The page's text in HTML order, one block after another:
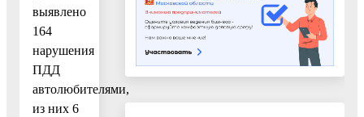
выявлено
164
нарушения
ПДД
автолюбителями,
из них 6